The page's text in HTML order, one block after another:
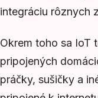
integráciu rôznych
Okrem toho sa IoT
pripojených
práčky, sušičky a